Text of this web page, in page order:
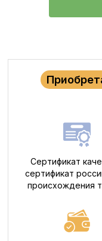
Сертификат
сертификат
происхождения